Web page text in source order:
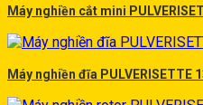
Máy nghiền cắt mini
Máy nghiền đĩa PULVERISETTE